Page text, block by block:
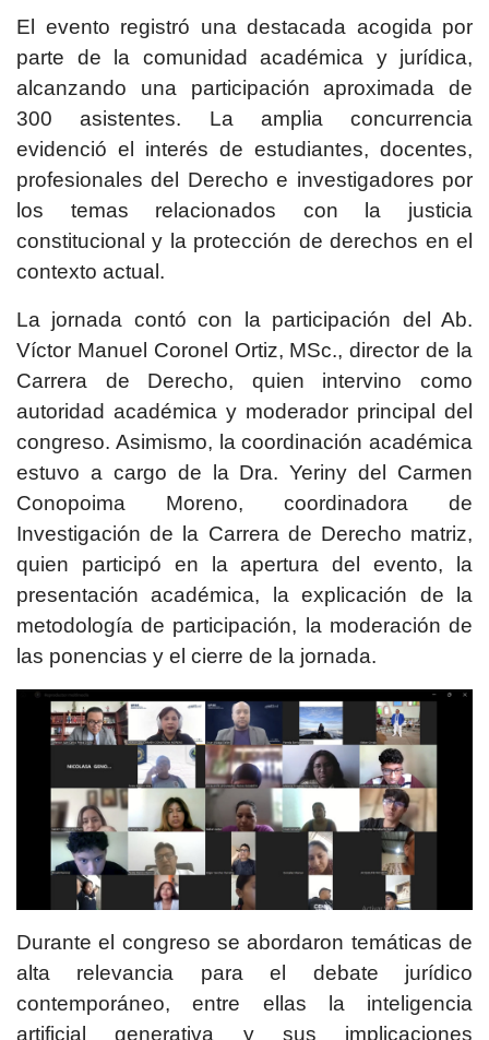
El evento registró una destacada acogida por
parte de la comunidad académica y jurídica,
alcanzando una participación aproximada de
300 asistentes. La amplia concurrencia
evidenció el interés de estudiantes, docentes,
profesionales del Derecho e investigadores por
los temas relacionados con la justicia
constitucional y la protección de derechos en el
contexto actual.
La jornada contó con la participación del Ab.
Víctor Manuel Coronel Ortiz, MSc., director de la
Carrera de Derecho, quien intervino como
autoridad académica y moderador principal del
congreso. Asimismo, la coordinación académica
estuvo a cargo de la Dra. Yeriny del Carmen
Conopoima Moreno, coordinadora de
Investigación de la Carrera de Derecho matriz,
quien participó en la apertura del evento, la
presentación académica, la explicación de la
metodología de participación, la moderación de
las ponencias y el cierre de la jornada.
Durante el congreso se abordaron temáticas de
alta relevancia para el debate jurídico
contemporáneo, entre ellas la inteligencia
artificial generativa y sus implicaciones